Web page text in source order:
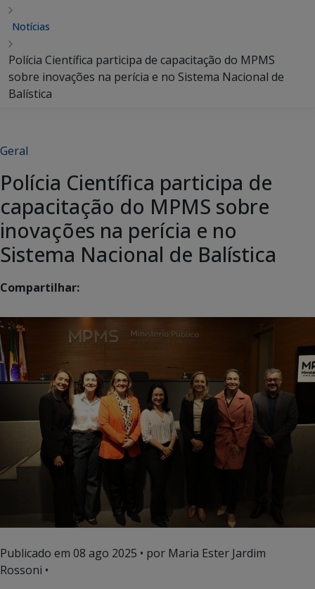
Notícias
Polícia Científica participa de capacitação do MPMS
sobre inovações na perícia e no Sistema Nacional de
Balística
Geral
Polícia Científica participa de
capacitação do MPMS sobre
inovações na perícia e no
Sistema Nacional de Balística
Compartilhar:
Publicado em 08 ago 2025 • por Maria Ester Jardim
Rossoni •